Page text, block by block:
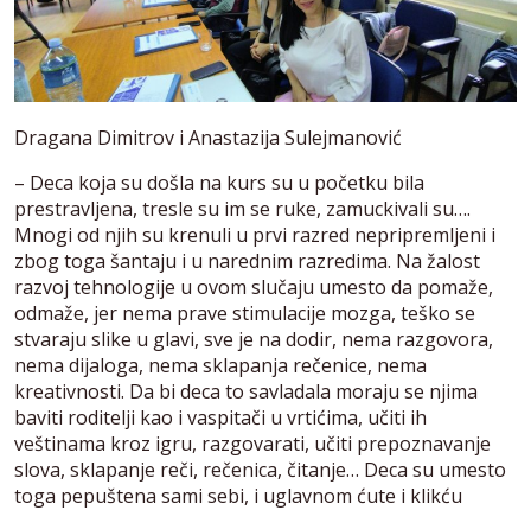
Dragana Dimitrov i Anastazija Sulejmanović
– Deca koja su došla na kurs su u početku bila
prestravljena, tresle su im se ruke, zamuckivali su….
Mnogi od njih su krenuli u prvi razred nepripremljeni i
zbog toga šantaju i u narednim razredima. Na žalost
razvoj tehnologije u ovom slučaju umesto da pomaže,
odmaže, jer nema prave stimulacije mozga, teško se
stvaraju slike u glavi, sve je na dodir, nema razgovora,
nema dijaloga, nema sklapanja rečenice, nema
kreativnosti. Da bi deca to savladala moraju se njima
baviti roditelji kao i vaspitači u vrtićima, učiti ih
veštinama kroz igru, razgovarati, učiti prepoznavanje
slova, sklapanje reči, rečenica, čitanje… Deca su umesto
toga pepuštena sami sebi, i uglavnom ćute i klikću